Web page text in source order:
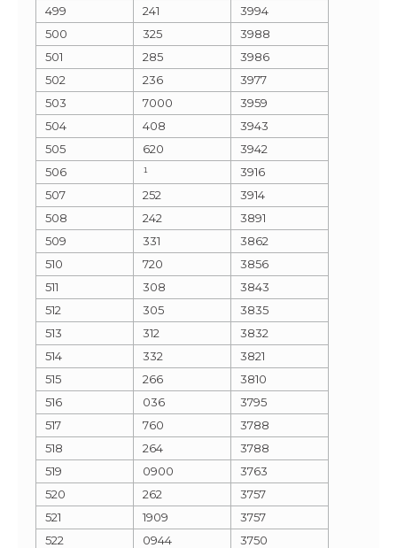
499
241
3994
500
325
3988
501
285
3986
502
236
3977
503
7000
3959
504
408
3943
505
620
3942
506
¹
3916
507
252
3914
508
242
3891
509
331
3862
510
720
3856
511
308
3843
512
305
3835
513
312
3832
514
332
3821
515
266
3810
516
036
3795
517
760
3788
518
264
3788
519
0900
3763
520
262
3757
521
1909
3757
522
0944
3750